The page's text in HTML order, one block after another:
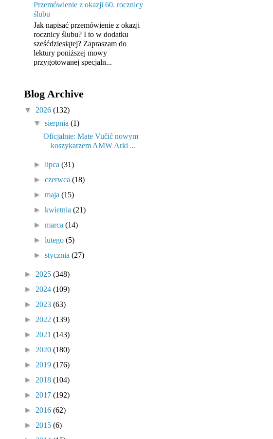
Przemówienie z okazji 60. rocznicy
ślubu
Jak napisać przemówienie z okazji
rocznicy ślubu? I to w dodatku
sześćdziesiątej? Zapraszam do
lektury poniższej mowy
przygotowanej specjaln...
Blog Archive
▼ 2026 (132)
▼sierpnia(1)
Oficjalnie: Mate Vučić nowym
koszykarzem AMW Arki ...
►lipca(31)
►czerwca(18)
►maja(15)
►kwietnia(21)
►marca(14)
►lutego(5)
►stycznia(27)
► 2025 (348)
► 2024 (109)
► 2023 (63)
► 2022 (139)
► 2021 (143)
► 2020 (180)
► 2019 (176)
► 2018 (104)
► 2017 (192)
► 2016 (62)
► 2015 (6)